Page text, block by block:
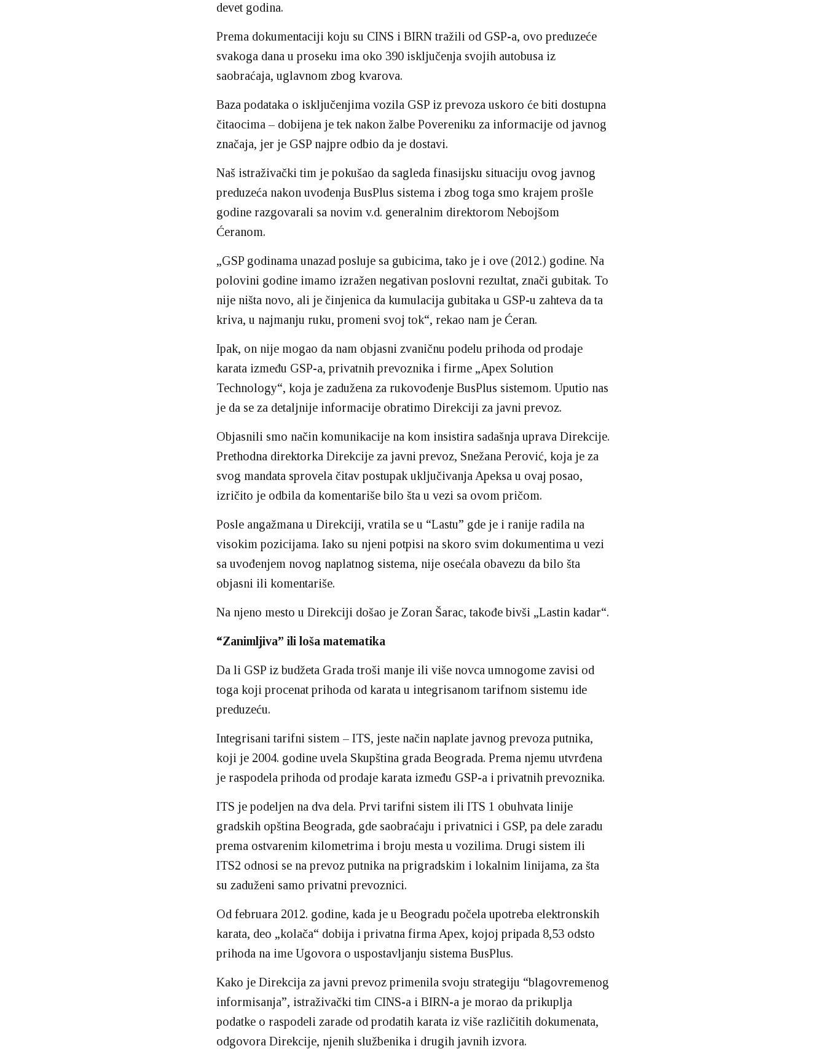
devet godina.
Prema dokumentaciji koju su CINS i BIRN tražili od GSP-a, ovo preduzeće
svakoga dana u proseku ima oko 390 isključenja svojih autobusa iz
saobraćaja, uglavnom zbog kvarova.
Baza podataka o isključenjima vozila GSP iz prevoza uskoro će biti dostupna
čitaocima – dobijena je tek nakon žalbe Povereniku za informacije od javnog
značaja, jer je GSP najpre odbio da je dostavi.
Naš istraživački tim je pokušao da sagleda finasijsku situaciju ovog javnog
preduzeća nakon uvođenja BusPlus sistema i zbog toga smo krajem prošle
godine razgovarali sa novim v.d. generalnim direktorom Nebojšom
Ćeranom.
„GSP godinama unazad posluje sa gubicima, tako je i ove (2012.) godine. Na
polovini godine imamo izražen negativan poslovni rezultat, znači gubitak. To
nije ništa novo, ali je činjenica da kumulacija gubitaka u GSP-u zahteva da ta
kriva, u najmanju ruku, promeni svoj tok“, rekao nam je Ćeran.
Ipak, on nije mogao da nam objasni zvaničnu podelu prihoda od prodaje
karata između GSP-a, privatnih prevoznika i firme „Apex Solution
Technology“, koja je zadužena za rukovođenje BusPlus sistemom. Uputio nas
je da se za detaljnije informacije obratimo Direkciji za javni prevoz.
Objasnili smo način komunikacije na kom insistira sadašnja uprava Direkcije.
Prethodna direktorka Direkcije za javni prevoz, Snežana Perović, koja je za
svog mandata sprovela čitav postupak uključivanja Apeksa u ovaj posao,
izričito je odbila da komentariše bilo šta u vezi sa ovom pričom.
Posle angažmana u Direkciji, vratila se u “Lastu” gde je i ranije radila na
visokim pozicijama. Iako su njeni potpisi na skoro svim dokumentima u vezi
sa uvođenjem novog naplatnog sistema, nije osećala obavezu da bilo šta
objasni ili komentariše.
Na njeno mesto u Direkciji došao je Zoran Šarac, takođe bivši „Lastin kadar“.
“Zanimljiva” ili loša matematika
Da li GSP iz budžeta Grada troši manje ili više novca umnogome zavisi od
toga koji procenat prihoda od karata u integrisanom tarifnom sistemu ide
preduzeću.
Integrisani tarifni sistem – ITS, jeste način naplate javnog prevoza putnika,
koji je 2004. godine uvela Skupština grada Beograda. Prema njemu utvrđena
je raspodela prihoda od prodaje karata između GSP-a i privatnih prevoznika.
ITS je podeljen na dva dela. Prvi tarifni sistem ili ITS 1 obuhvata linije
gradskih opština Beograda, gde saobraćaju i privatnici i GSP, pa dele zaradu
prema ostvarenim kilometrima i broju mesta u vozilima. Drugi sistem ili
ITS2 odnosi se na prevoz putnika na prigradskim i lokalnim linijama, za šta
su zaduženi samo privatni prevoznici.
Od februara 2012. godine, kada je u Beogradu počela upotreba elektronskih
karata, deo „kolača“ dobija i privatna firma Apex, kojoj pripada 8,53 odsto
prihoda na ime Ugovora o uspostavljanju sistema BusPlus.
Kako je Direkcija za javni prevoz primenila svoju strategiju “blagovremenog
informisanja”, istraživački tim CINS-a i BIRN-a je morao da prikuplja
podatke o raspodeli zarade od prodatih karata iz više različitih dokumenata,
odgovora Direkcije, njenih službenika i drugih javnih izvora.